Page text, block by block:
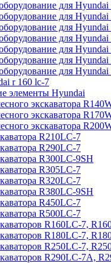
для
для
для
для
для
для
для
r 160 lc-7
элементы Hyundai
экскаватора
экскаватора
экскаватора
R210LC-7
R290LC-7
R300LC-9SH
R305LC-7
R320LC-7
R380LC-9SH
R450LC-7
R500LC-7
R160LC-7,
R180LC-7,
R250LC-7,
R290LC-7A,